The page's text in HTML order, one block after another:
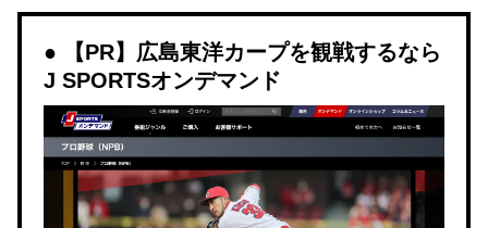
【PR】広島東洋カープを観戦するなら
J SPORTSオンデマンド